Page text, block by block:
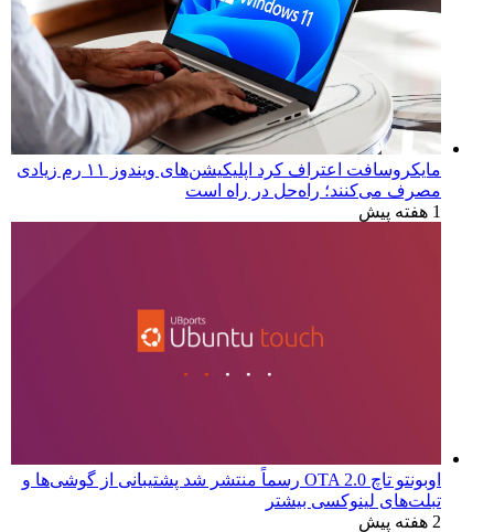
مایکروسافت اعتراف کرد اپلیکیشن‌های ویندوز ۱۱ رم زیادی
مصرف می‌کنند؛ راه‌حل در راه است
1 هفته پیش
اوبونتو تاچ OTA 2.0 رسماً منتشر شد پشتیبانی از گوشی‌ها و
تبلت‌های لینوکسی بیشتر
2 هفته پیش